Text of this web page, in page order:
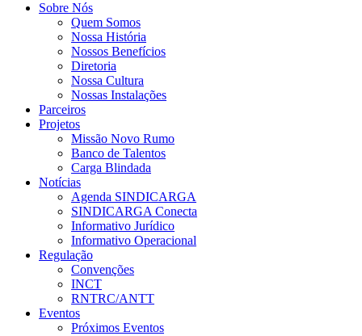
Sobre Nós
Quem Somos
Nossa História
Nossos Benefícios
Diretoria
Nossa Cultura
Nossas Instalações
Parceiros
Projetos
Missão Novo Rumo
Banco de Talentos
Carga Blindada
Notícias
Agenda SINDICARGA
SINDICARGA Conecta
Informativo Jurídico
Informativo Operacional
Regulação
Convenções
INCT
RNTRC/ANTT
Eventos
Próximos Eventos